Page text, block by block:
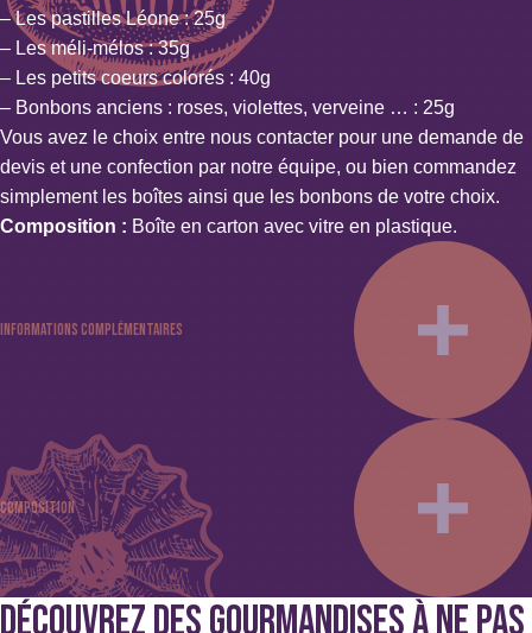
–Les pastilles Léone: 25g
– Les méli-mélos: 35g
– Les petits coeurs colorés : 40g
– Bonbons anciens : roses, violettes, verveine … : 25g
Vous avez le choix entre nous contacter pour une demande de
devis et une confection par notre équipe, ou bien commandez
simplement les boîtes ainsi que les bonbons de votre choix.
Composition : Boîte en carton avec vitre en plastique.
Informations complémentaires
Poids : 0.008 kg
Couleur : Blanc, Gris
Composition
La boîte hirondelle